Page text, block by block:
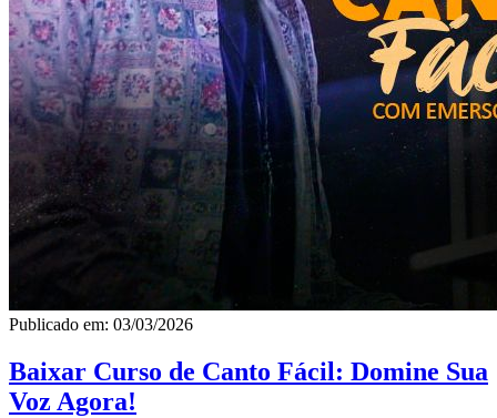
Publicado em: 03/03/2026
Baixar Curso de Canto Fácil: Domine Sua
Voz Agora!